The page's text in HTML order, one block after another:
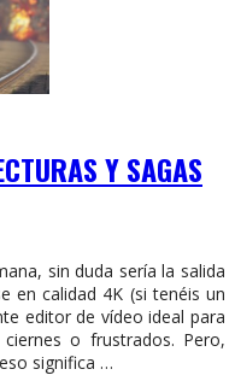
Y SAGAS
sin duda sería la salida
en calidad 4K (si tenéis un
editor de vídeo ideal para
o frustrados. Pero,
significa …